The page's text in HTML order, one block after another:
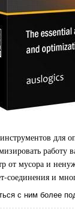
работу
от мусора и
соединения и
с ним более